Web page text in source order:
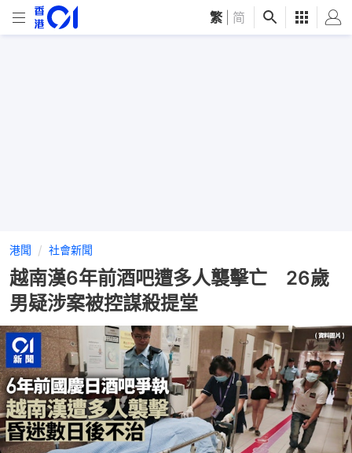
繁 简
港聞 社會新聞
越南漢6年前酒吧遭多人襲擊亡 26歲
男疑涉案被控謀殺提堂